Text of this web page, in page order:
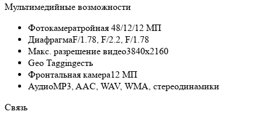
Мультимедийные возможности
Фотокамератройная 48/12/12 МП
ДиафрагмаF/1.78, F/2.2, F/1.78
Макс. разрешение видео3840x2160
Geo Taggingесть
Фронтальная камера12 МП
АудиоMP3, AAC, WAV, WMA, стереодинамики
Связь